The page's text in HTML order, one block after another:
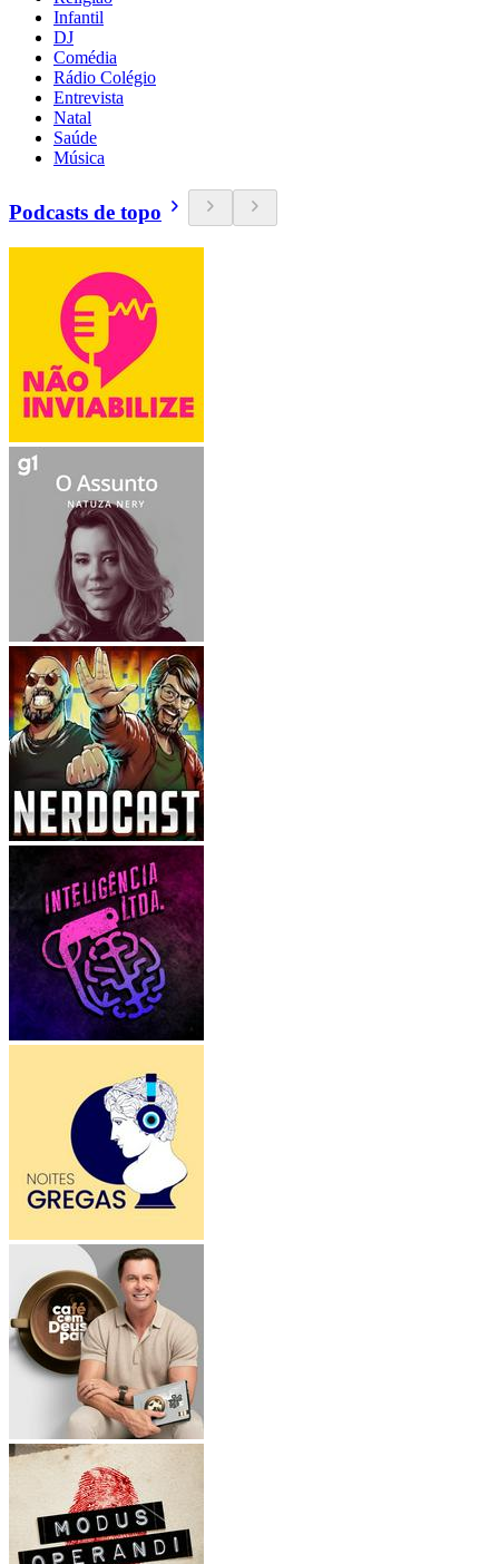
Infantil
DJ
Comédia
Rádio Colégio
Entrevista
Natal
Saúde
Música
Podcasts de topo